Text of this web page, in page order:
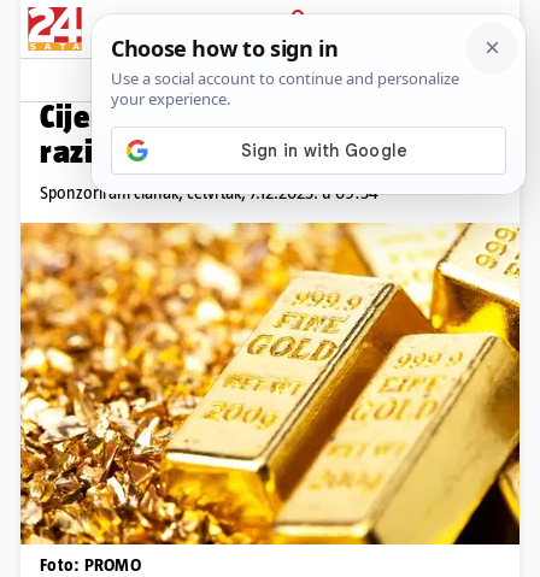
PRIJAVA
Promo sadržaj
Cijena zlata je dostigla najvišu
razinu u povijesti!
Sponzorirani članak,četvrtak, 7.12.2023. u 09:34
Foto: PROMO